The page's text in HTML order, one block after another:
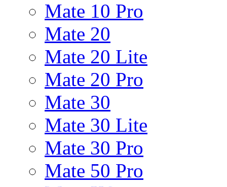
Mate 10 Pro
Mate 20
Mate 20 Lite
Mate 20 Pro
Mate 30
Mate 30 Lite
Mate 30 Pro
Mate 50 Pro